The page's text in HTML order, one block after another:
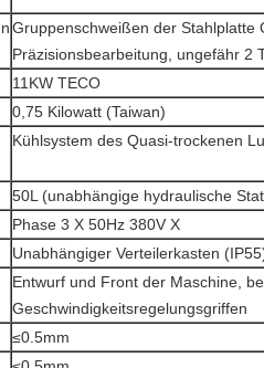
Gruppenschweißen der Stahlplatte
Präzisionsbearbeitung, ungefähr 2
11KW TECO
0,75 Kilowatt (Taiwan)
Kühlsystem des Quasi-trockenen
50L (unabhängige hydraulische
Phase 3 X 50Hz 380V X
Unabhängiger Verteilerkasten
Entwurf und Front der Maschine,
Geschwindigkeitsregelungsgriffen
≤0.5mm